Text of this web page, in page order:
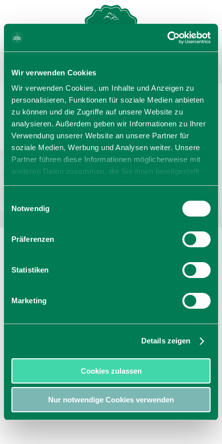
Wir verwenden Cookies
Wir verwenden Cookies, um Inhalte und Anzeigen zu
personalisieren, Funktionen für soziale Medien anbieten
zu können und die Zugriffe auf unsere Website zu
analysieren. Außerdem geben wir Informationen zu Ihrer
Verwendung unserer Website an unsere Partner für
soziale Medien, Werbung und Analysen weiter. Unsere
Partner führen diese Informationen möglicherweise mit
weiteren Daten zusammen, die Sie ihnen bereitgestellt
Cookies, wenn Sie unsere Webseite weiterhin nutzen.
Notwendig
Präferenzen
Statistiken
Marketing
Details zeigen
Cookies zulassen
Nur notwendige Cookies verwenden
Sprache wählen: DE EN IT
Barrierefrei reisen Filmregion
Prospekte
Kontakt
Impressum
Datenschutz
Erklärung zur Barrierefreiheit
Bayern - traditionell anders
GASTGEBERSUCHE